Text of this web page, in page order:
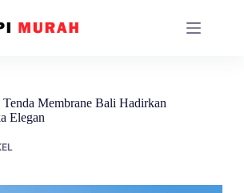
Membrane Bali Hadirkan
Elegan